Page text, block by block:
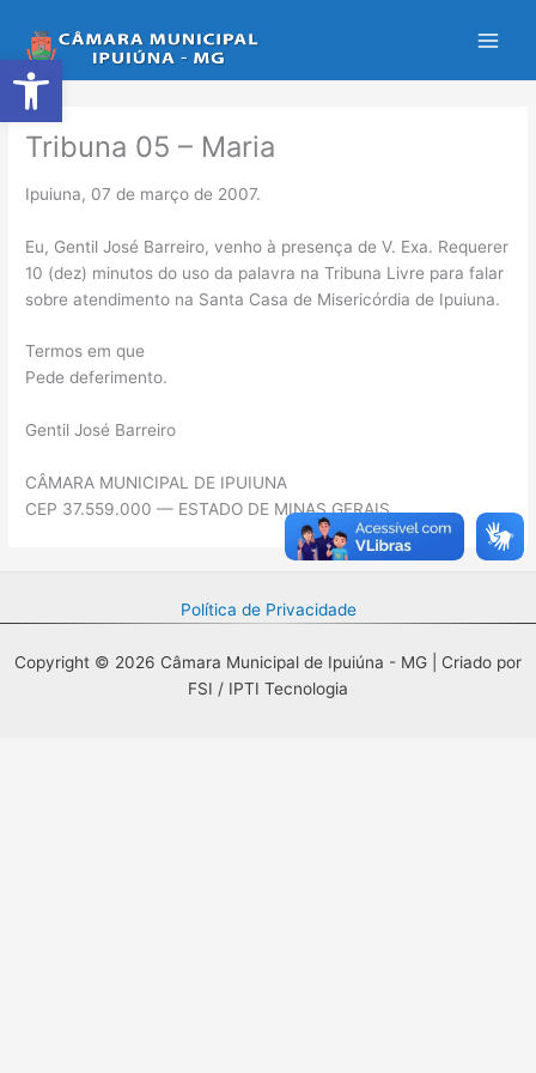
Abrir a barra de ferramentas
para
o
conteúdo
Tribuna 05 – Maria
Ipuiuna, 07 de março de 2007.
Eu, Gentil José Barreiro, venho à presença de V. Exa. Requerer
10 (dez) minutos do uso da palavra na Tribuna Livre para falar
sobre atendimento na Santa Casa de Misericórdia de Ipuiuna.
Termos em que
Pede deferimento.
Gentil José Barreiro
CÂMARA MUNICIPAL DE IPUIUNA
CEP 37.559.000 — ESTADO DE MINAS GERAIS
Política de Privacidade
Copyright © 2026 Câmara Municipal de Ipuiúna - MG | Criado por
FSI / IPTI Tecnologia